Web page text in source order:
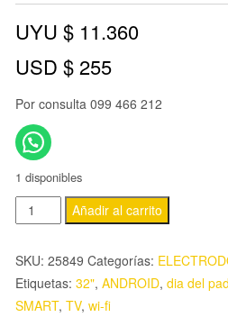
UYU $ 11.360
USD $ 255
Por consulta 099 466 212
1 disponibles
Añadir al carrito
SKU: 25849 Categorías:
Etiquetas: 32", ANDROID, dia del
SMART, TV, wi-fi